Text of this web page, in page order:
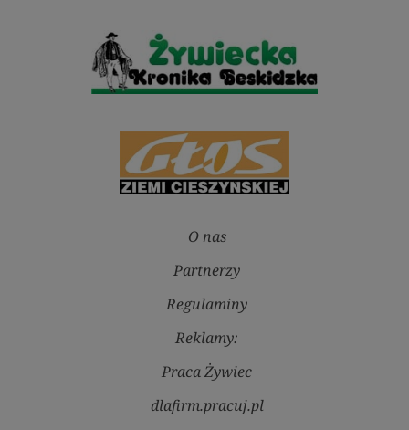
O nas
Partnerzy
Regulaminy
Reklamy:
Praca Żywiec
dlafirm.pracuj.pl